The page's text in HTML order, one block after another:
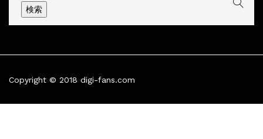
索
結
検索
Copyright © 2018 digi-fans.com